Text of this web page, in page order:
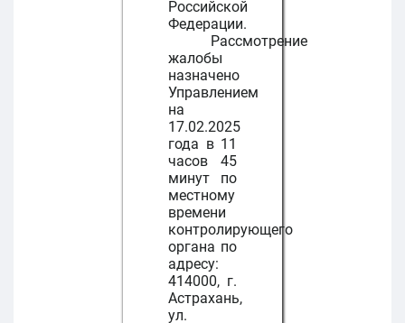
Российской
Федерации.
Рассмотрение
жалобы
назначено
Управлением
на
17.02.2025
года в 11
часов 45
минут по
местному
времени
контролирующего
органа по
адресу:
414000, г.
Астрахань,
ул.